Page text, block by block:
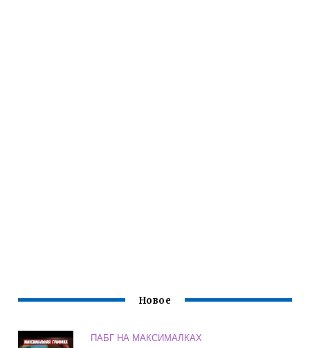
Новое
ПАБГ НА МАКСИМАЛКАХ